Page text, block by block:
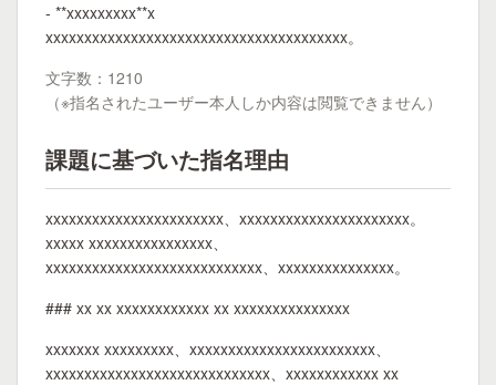
- **xxxxxxxxx**x
xxxxxxxxxxxxxxxxxxxxxxxxxxxxxxxxxxxxxxx。
文字数：1210
（※指名されたユーザー本人しか内容は閲覧できません）
課題に基づいた指名理由
xxxxxxxxxxxxxxxxxxxxxxx、xxxxxxxxxxxxxxxxxxxxxx。
xxxxx xxxxxxxxxxxxxxxx、
xxxxxxxxxxxxxxxxxxxxxxxxxxxx、xxxxxxxxxxxxxxx。
### xx xx xxxxxxxxxxxx xx xxxxxxxxxxxxxxx
xxxxxxx xxxxxxxxx、xxxxxxxxxxxxxxxxxxxxxxxx、
xxxxxxxxxxxxxxxxxxxxxxxxxxxxx、xxxxxxxxxxxx xx